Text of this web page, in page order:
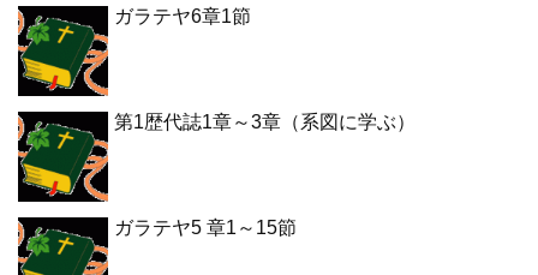
ガラテヤ6章1節
第1歴代誌1章～3章（系図に学ぶ）
ガラテヤ5 章1～15節